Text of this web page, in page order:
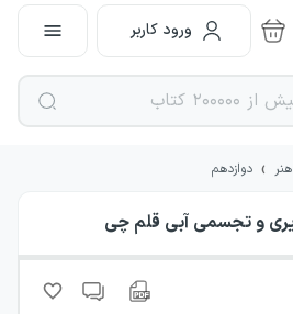
ورود کاربر
هنر › دوازدهم
و تجسمی آبی قلم چی